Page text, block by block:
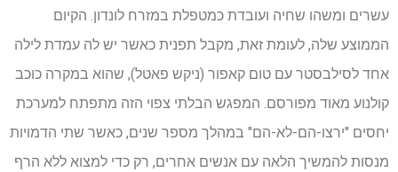
עשרים ומשהו שחיה ועובדת כמטפלת במזרח לונדון. הקיום
הממוצע שלה, לעומת זאת, מקבל תפנית כאשר יש לה עמדת לילה
אחד לסילבסטר עם טום קאפור (ניקש פאטל), שהוא במקרה כוכב
קולנוע מאוד מפורסם. המפגש הבלתי צפוי הזה מתפתח למערכת
יחסים "ירצו-הם-לא-הם" במהלך מספר שנים, כאשר שתי הדמויות
מנסות להמשיך הלאה עם אנשים אחרים, רק כדי למצוא ללא הרף